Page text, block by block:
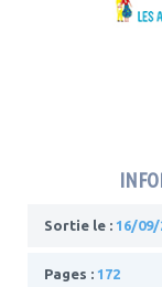
Sortie le : 16/09/
Pages : 172